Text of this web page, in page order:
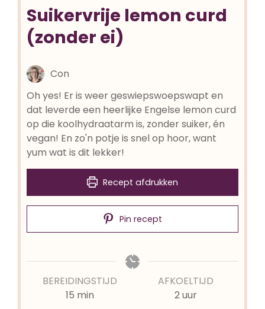
Suikervrije lemon curd
(zonder ei)
Con
Oh yes! Er is weer geswiepswoepswapt en
dat leverde een heerlijke Engelse lemon curd
op die koolhydraatarm is, zonder suiker, én
vegan! En zo'n potje is snel op hoor, want
yum wat is dit lekker!
Recept afdrukken
Pin recept
BEREIDINGSTIJD
15minuten
min
AFKOELTIJD
2uur
uur